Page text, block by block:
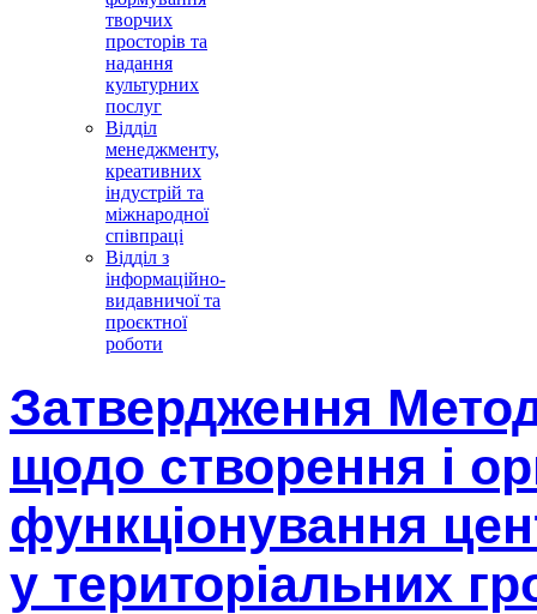
творчих
просторів та
надання
культурних
послуг
Відділ
менеджменту,
креативних
індустрій та
міжнародної
співпраці
Відділ з
інформаційно-
видавничої та
проєктної
роботи
Затвердження
щодо створення і
функціонування
у територіальних